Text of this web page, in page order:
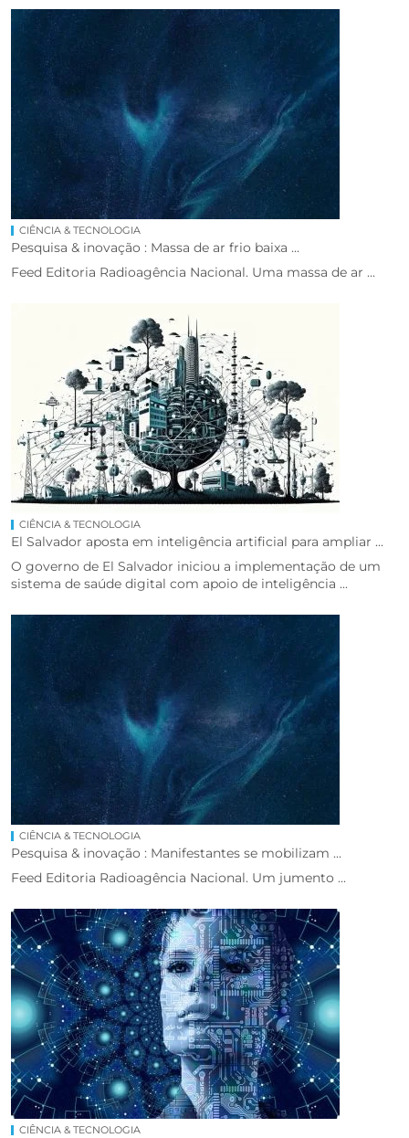
CIÊNCIA & TECNOLOGIA
Pesquisa & inovação : Massa de ar frio baixa ...
Feed Editoria Radioagência Nacional. Uma massa de ar ...
CIÊNCIA & TECNOLOGIA
El Salvador aposta em inteligência artificial para ampliar ...
O governo de El Salvador iniciou a implementação de um
sistema de saúde digital com apoio de inteligência ...
CIÊNCIA & TECNOLOGIA
Pesquisa & inovação : Manifestantes se mobilizam ...
Feed Editoria Radioagência Nacional. Um jumento ...
CIÊNCIA & TECNOLOGIA